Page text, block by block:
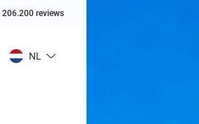
206.200 reviews
NL